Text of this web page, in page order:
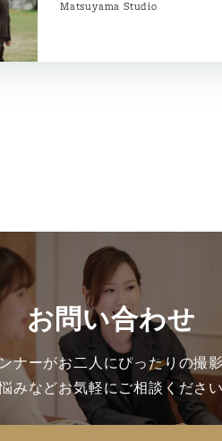
Matsuyama Studio
お問い合わせ
ナーがお二人にぴったりの撮影
みなどお気軽にご相談ください